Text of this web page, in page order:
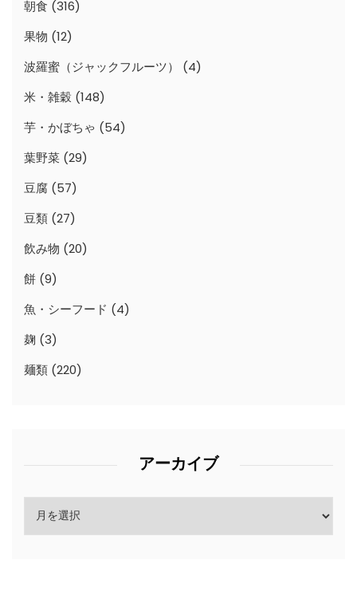
朝食 (316)
果物 (12)
波羅蜜（ジャックフルーツ）
(4)
米・雑穀 (148)
芋・かぼちゃ (54)
葉野菜 (29)
豆腐 (57)
豆類 (27)
飲み物 (20)
餅 (9)
魚・シーフード (4)
麹 (3)
麺類 (220)
アーカイブ